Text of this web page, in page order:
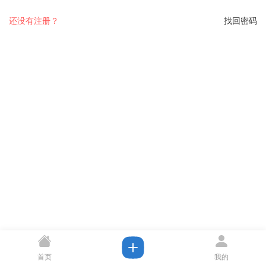
找回密码
还没有注册？
首页 我的